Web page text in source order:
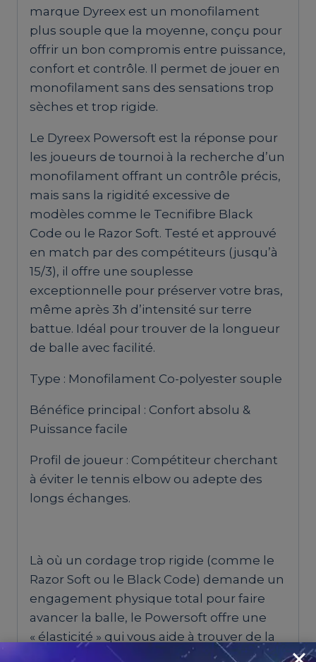
marque Dyreex est un monofilament
plus souple que la moyenne, conçu pour
offrir un bon compromis entre puissance,
confort et contrôle. Il permet de jouer en
monofilament sans des sensations trop
sèches et trop rigide.
Le Dyreex Powersoft est la réponse pour
les joueurs de tournoi à la recherche d’un
monofilament offrant un contrôle précis,
mais sans la rigidité excessive de
modèles comme le Tecnifibre Black
Code ou le Razor Soft. Testé et approuvé
en match par des compétiteurs (jusqu’à
15/3), il offre une souplesse
exceptionnelle pour préserver votre bras,
même après 3h d’intensité sur terre
battue. Idéal pour trouver de la longueur
de balle avec facilité.
Type : Monofilament Co-polyester souple
Bénéfice principal : Confort absolu &
Puissance facile
Profil de joueur : Compétiteur cherchant
à éviter le tennis elbow ou adepte des
longs échanges.
Là où un cordage trop rigide (comme le
Razor Soft ou le Black Code) demande un
engagement physique total pour faire
avancer la balle, le Powersoft offre une
« élasticité » qui vous aide à trouver de la
profondeur sans forcer. Si vous avez